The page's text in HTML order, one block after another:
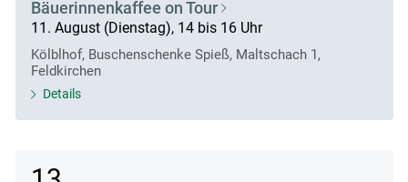
Bäuerinnenkaffee on Tour
11. August (Dienstag), 14 bis 16 Uhr
Kölblhof, Buschenschenke Spieß, Maltschach 1,
Feldkirchen
Details